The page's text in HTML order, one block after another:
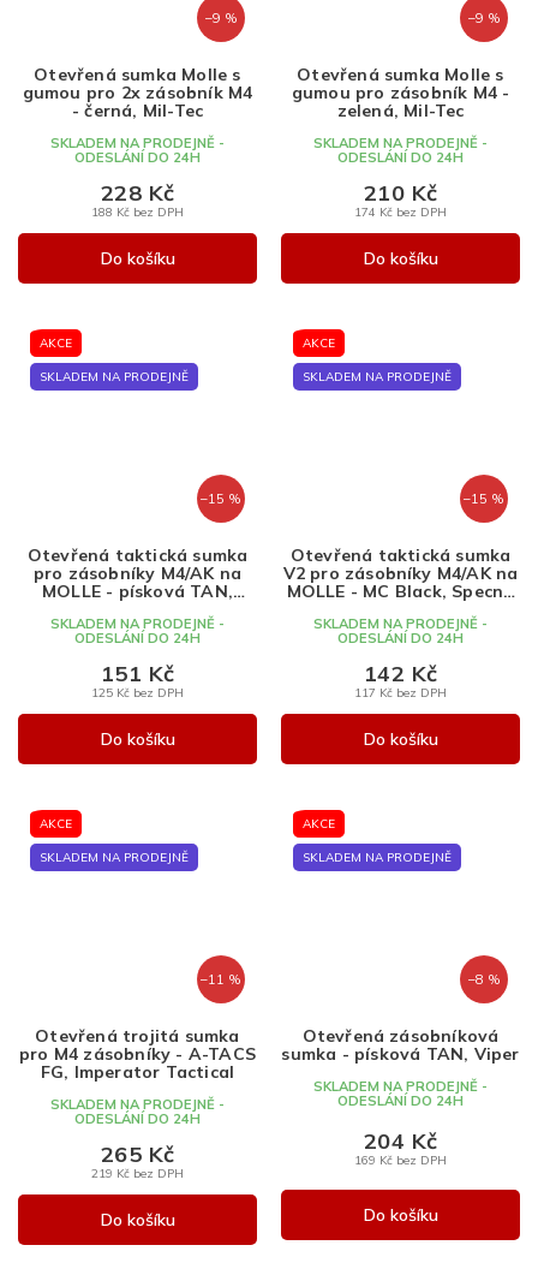
–9 %
Otevřená sumka Molle s
gumou pro 2x zásobník M4
- černá, Mil-Tec
SKLADEM NA PRODEJNĚ -
ODESLÁNÍ DO 24H
188 Kč bez DPH
228 Kč
Do košíku
–9 %
Otevřená sumka Molle s
gumou pro zásobník M4 -
zelená, Mil-Tec
SKLADEM NA PRODEJNĚ -
ODESLÁNÍ DO 24H
174 Kč bez DPH
210 Kč
Do košíku
AKCE
SKLADEM NA PRODEJNĚ
–15 %
Otevřená taktická sumka
pro zásobníky M4/AK na
MOLLE - písková TAN,
SKLADEM NA PRODEJNĚ -
ODESLÁNÍ DO 24H
125 Kč bez DPH
151 Kč
Do košíku
AKCE
SKLADEM NA PRODEJNĚ
–15 %
Otevřená taktická sumka
V2 pro zásobníky M4/AK na
MOLLE - MC Black, Specna
SKLADEM NA PRODEJNĚ -
ODESLÁNÍ DO 24H
117 Kč bez DPH
142 Kč
Do košíku
AKCE
SKLADEM NA PRODEJNĚ
–11 %
Otevřená trojitá sumka
pro M4 zásobníky - A-TACS
FG, Imperator Tactical
SKLADEM NA PRODEJNĚ -
ODESLÁNÍ DO 24H
219 Kč bez DPH
265 Kč
Do košíku
AKCE
SKLADEM NA PRODEJNĚ
–8 %
Otevřená zásobníková
sumka - písková TAN, Viper
SKLADEM NA PRODEJNĚ -
ODESLÁNÍ DO 24H
169 Kč bez DPH
204 Kč
Do košíku